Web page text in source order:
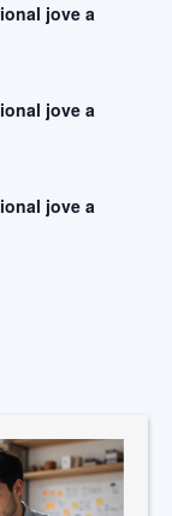
jove a
jove a
jove a